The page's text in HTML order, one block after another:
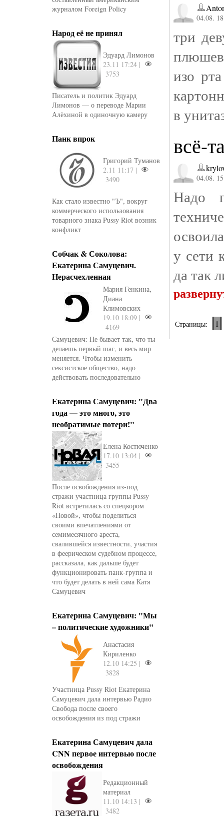
журналом Foreign Policy
Народ её не принял
Эдуард Лимонов
23.11 17:24 |
3753
Писатель и политик Эдуард
Лимонов — о переводе Марии
Алёхиной в одиночную камеру
Панк впрок
Григорий Туманов
2.11 11:17 |
3490
Как стало известно "Ъ", вокруг
коммерческого использования
товарного знака Pussy Riot возник
конфликт
Собчак & Соколова:
Екатерина Самуцевич.
Нерасчехленная
Мария Генкина,
Диана
Климовских
19.10 18:09 |
4169
Самуцевич: Не бывает так, что ты
делаешь первый шаг, и весь мир
меняется. Чтобы изменить
сексистское общество, надо
действовать последовательно
Екатерина Самуцевич: "Два
года — это много, это
необратимые потери!"
Елена Костюченко
17.10 13:04 |
3455
После освобождения из-под
стражи участница группы Pussy
Riot встретилась со спецкором
«Новой», чтобы поделиться
своими впечатлениями от
семимесячного ареста,
свалившейся известности, участия
в феерическом судебном процессе,
рассказала, как дальше будет
функционировать панк-группа и
что будет делать в ней сама Катя
Самуцевич
Екатерина Самуцевич: "Мы
– политические художники"
Анастасия
Кириленко
12.10 14:25 |
3828
Участница Pussy Riot Екатерина
Самуцевич дала интервью Радио
Свобода после своего
освобождения из под стражи
Екатерина Самуцевич дала
CNN первое интервью после
освобождения
Редакционный
материал
11.10 14:13 |
3482
04.08.
три
изо
в
всё-
04.08.
Надо
у сети
да так
Страницы: 1